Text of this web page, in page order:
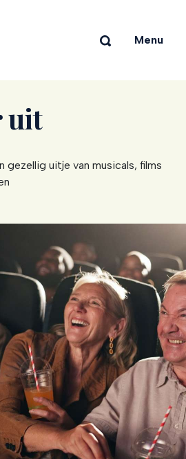
Menu
uit
gezellig uitje van musicals, films